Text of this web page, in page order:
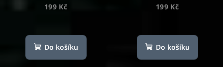
199 Kč
hodnocení
produktu
Do košíku
199 Kč
hodnocení
produktu
Do košíku